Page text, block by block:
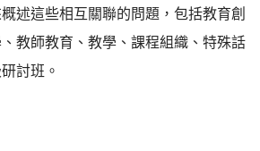
述這些相互關聯的問題，包括教育創
教師教育、教學、課程組織、特殊話
討班。